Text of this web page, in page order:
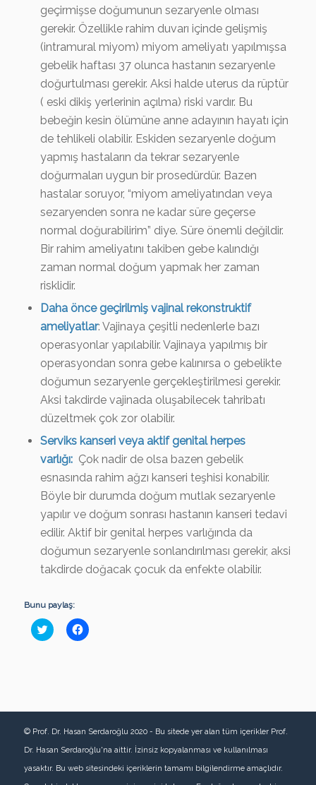
geçirmişse doğumunun sezaryenle olması
gerekir. Özellikle rahim duvarı içinde gelişmiş
(intramural miyom) miyom ameliyatı yapılmışsa
gebelik haftası 37 olunca hastanın sezaryenle
doğurtulması gerekir. Aksi halde uterus da rüptür
( eski dikiş yerlerinin açılma) riski vardır. Bu
bebeğin kesin ölümüne anne adayının hayatı için
de tehlikeli olabilir. Eskiden sezaryenle doğum
yapmış hastaların da tekrar sezaryenle
doğurmaları uygun bir prosedürdür. Bazen
hastalar soruyor, “miyom ameliyatından veya
sezaryenden sonra ne kadar süre geçerse
normal doğurabilirim” diye. Süre önemli değildir.
Bir rahim ameliyatını takiben gebe kalındığı
zaman normal doğum yapmak her zaman
risklidir.
Daha önce geçirilmiş vajinal rekonstruktif
ameliyatlar: Vajinaya çeşitli nedenlerle bazı
operasyonlar yapılabilir. Vajinaya yapılmış bir
operasyondan sonra gebe kalınırsa o gebelikte
doğumun sezaryenle gerçekleştirilmesi gerekir.
Aksi takdirde vajinada oluşabilecek tahribatı
düzeltmek çok zor olabilir.
Serviks kanseri veya aktif genital herpes
varlığı: Çok nadir de olsa bazen gebelik
esnasında rahim ağzı kanseri teşhisi konabilir.
Böyle bir durumda doğum mutlak sezaryenle
yapılır ve doğum sonrası hastanın kanseri tedavi
edilir. Aktif bir genital herpes varlığında da
doğumun sezaryenle sonlandırılması gerekir, aksi
takdirde doğacak çocuk da enfekte olabilir.
Bunu paylaş:
Click
to
Facebook'ta
paylaşmak
© Prof. Dr. Hasan Serdaroğlu 2020 - Bu sitede yer alan tüm içerikler Prof.
Dr. Hasan Serdaroğlu'na aittir. İzinsiz kopyalanması ve kullanılması
yasaktır. Bu web sitesindeki içeriklerin tamamı bilgilendirme amaçlıdır.